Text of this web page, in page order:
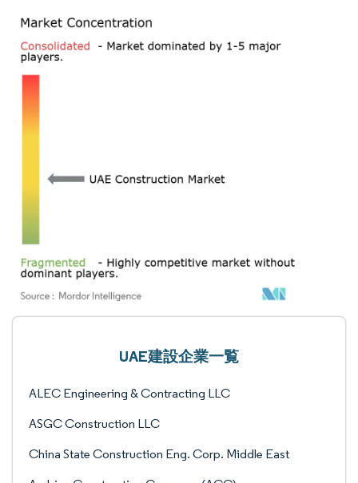
UAE建設企業一覧
ALEC Engineering & Contracting LLC
ASGC Construction LLC
China State Construction Eng. Corp. Middle East